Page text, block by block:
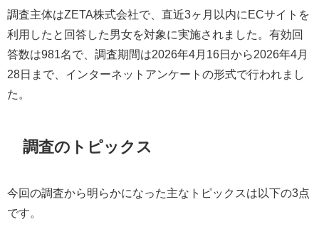
調査主体はZETA株式会社で、直近3ヶ月以内にECサイトを
利用したと回答した男女を対象に実施されました。有効回
答数は981名で、調査期間は2026年4月16日から2026年4月
28日まで、インターネットアンケートの形式で行われまし
た。
調査のトピックス
今回の調査から明らかになった主なトピックスは以下の3点
です。